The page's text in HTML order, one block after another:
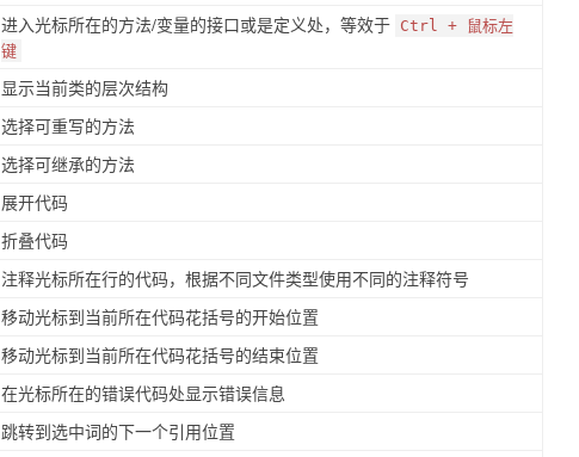
进入光标所在的方法/变量的接口或是定义处，等效于 Ctrl + 鼠标左
键
显示当前类的层次结构
选择可重写的方法
选择可继承的方法
展开代码
折叠代码
注释光标所在行的代码，根据不同文件类型使用不同的注释符号
移动光标到当前所在代码花括号的开始位置
移动光标到当前所在代码花括号的结束位置
在光标所在的错误代码处显示错误信息
跳转到选中词的下一个引用位置